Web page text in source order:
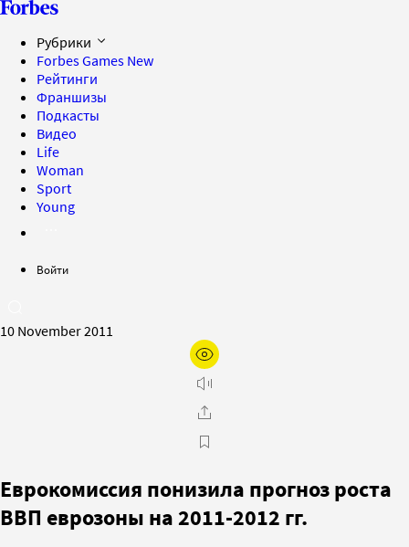
Рубрики
Forbes Games New
Рейтинги
Франшизы
Подкасты
Видео
Life
Woman
Sport
Young
Войти
10 November 2011
Еврокомиссия понизила прогноз роста
ВВП еврозоны на 2011-2012 гг.